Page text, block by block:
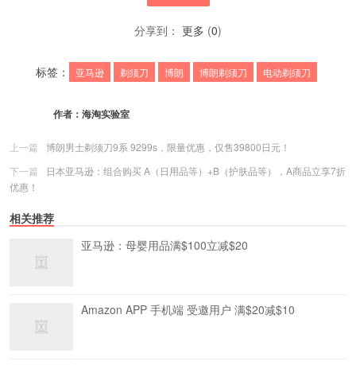
分享到： 更多 (0)
标签： 亚马逊 剃须刀 博朗 博朗剃须刀 电动剃须刀
作者： 海淘实验室
上一篇
博朗男士剃须刀9系 9299s，限量优惠，仅售39800日元！
下一篇
日本亚马逊：组合购买 A（日用品等）+B（护肤品等），A商品立享7折
优惠！
相关推荐
亚马逊：母婴用品满$100立减$20
Amazon APP 手机端 受邀用户 满$20减$10